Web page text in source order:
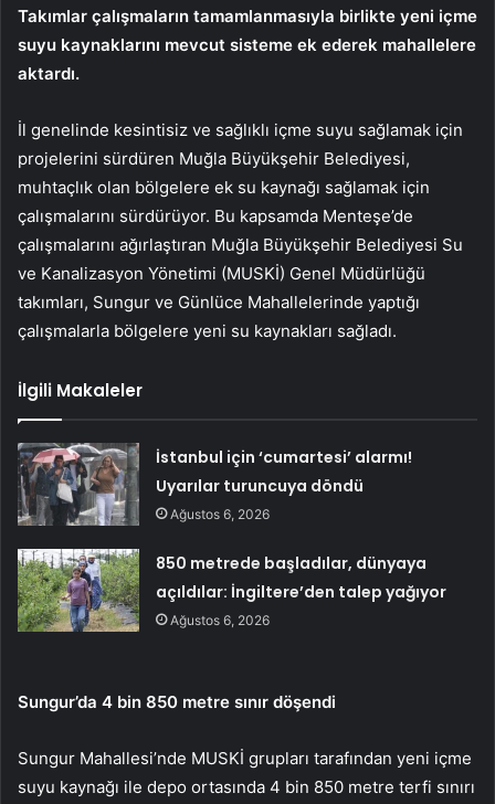
Takımlar çalışmaların tamamlanmasıyla birlikte yeni içme
suyu kaynaklarını mevcut sisteme ek ederek mahallelere
aktardı.
İl genelinde kesintisiz ve sağlıklı içme suyu sağlamak için
projelerini sürdüren Muğla Büyükşehir Belediyesi,
muhtaçlık olan bölgelere ek su kaynağı sağlamak için
çalışmalarını sürdürüyor. Bu kapsamda Menteşe’de
çalışmalarını ağırlaştıran Muğla Büyükşehir Belediyesi Su
ve Kanalizasyon Yönetimi (MUSKİ) Genel Müdürlüğü
takımları, Sungur ve Günlüce Mahallelerinde yaptığı
çalışmalarla bölgelere yeni su kaynakları sağladı.
İlgili Makaleler
İstanbul için ‘cumartesi’ alarmı!
Uyarılar turuncuya döndü
Ağustos 6, 2026
850 metrede başladılar, dünyaya
açıldılar: İngiltere’den talep yağıyor
Ağustos 6, 2026
Sungur’da 4 bin 850 metre sınır döşendi
Sungur Mahallesi’nde MUSKİ grupları tarafından yeni içme
suyu kaynağı ile depo ortasında 4 bin 850 metre terfi sınırı